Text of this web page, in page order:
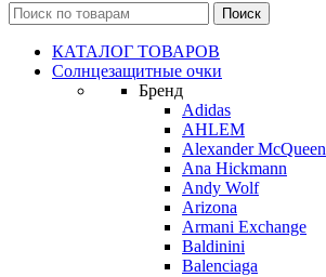
КАТАЛОГ ТОВАРОВ
Солнцезащитные очки
Бренд
Adidas
AHLEM
Alexander McQueen
Ana Hickmann
Andy Wolf
Arizona
Armani Exchange
Baldinini
Balenciaga